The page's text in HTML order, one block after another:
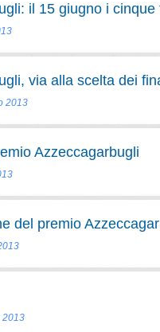
il 15 giugno i cinque
via alla scelta dei
2013
Azzeccagarbugli
del premio
2013